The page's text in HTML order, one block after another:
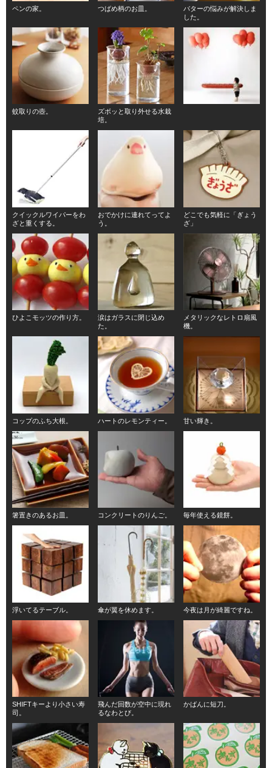
ペンの家。 つばめ柄のお皿。
バターの悩みが解決しま
した。
蚊取りの壺。
ズボッと取り外せる水栽
培。
クイックルワイパーをわ
ざと重くする。
おでかけに連れてってよ
う。
どこでも気軽に「ぎょう
ざ」
ひよこモッツの作り方。
涙はガラスに閉じ込め
た。
メタリックなレトロ扇風
機。
コップのふち大根。 ハートのレモンティー。 甘い輝き。
箸置きのあるお皿。 コンクリートのりんご。 毎年使える鏡餅。
浮いてるテーブル。 傘が翼を休めます。 今夜は月が綺麗ですね。
SHIFTキーより小さい寿
司。
飛んだ回数が空中に現れ
るなわとび。
かばんに短刀。